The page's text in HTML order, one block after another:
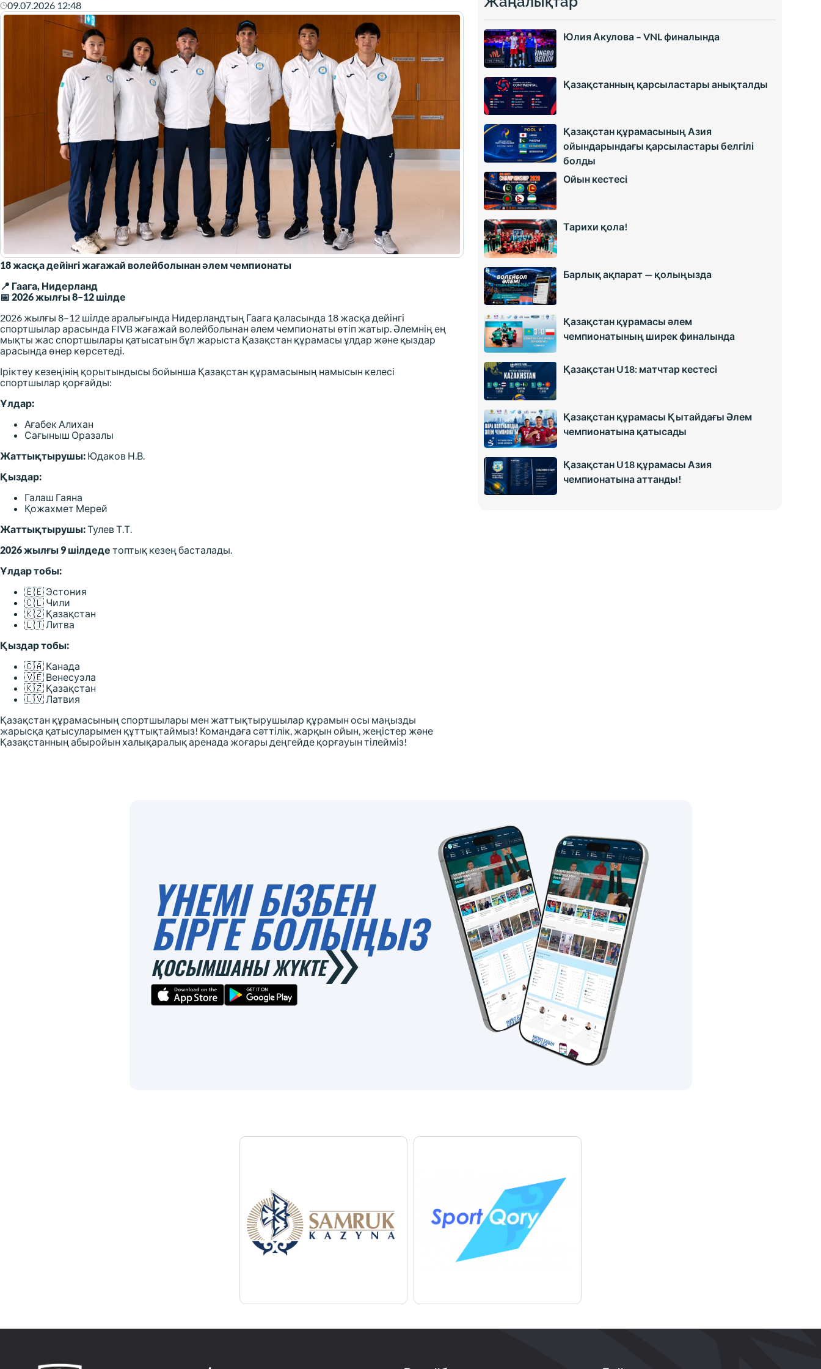
09.07.2026 12:48
18 жасқа дейінгі жағажай волейболынан әлем чемпионаты
📍 Гаага, Нидерланд
📅 2026 жылғы 8–12 шілде
2026 жылғы 8–12 шілде аралығында Нидерландтың Гаага қаласында 18 жасқа дейінгі
спортшылар арасында FIVB жағажай волейболынан әлем чемпионаты өтіп жатыр. Әлемнің ең
мықты жас спортшылары қатысатын бұл жарыста Қазақстан құрамасы ұлдар және қыздар
арасында өнер көрсетеді.
Іріктеу кезеңінің қорытындысы бойынша Қазақстан құрамасының намысын келесі
спортшылар қорғайды:
Ұлдар:
Ағабек Алихан
Сағыныш Оразалы
Жаттықтырушы: Юдаков Н.В.
Қыздар:
Галаш Гаяна
Қожахмет Мерей
Жаттықтырушы:Тулев Т.Т.
2026 жылғы 9 шілдеде топтық кезең басталады.
Ұлдар тобы:
🇪🇪 Эстония
🇨🇱 Чили
🇰🇿 Қазақстан
🇱🇹 Литва
Қыздар тобы:
🇨🇦 Канада
🇻🇪 Венесуэла
🇰🇿 Қазақстан
🇱🇻 Латвия
Қазақстан құрамасының спортшылары мен жаттықтырушылар құрамын осы маңызды
жарысқа қатысуларымен құттықтаймыз! Командаға сәттілік, жарқын ойын, жеңістер және
Қазақстанның абыройын халықаралық аренада жоғары деңгейде қорғауын тілейміз!
Юлия Акулова – VNL финалында
Қазақстанның қарсыластары анықталды
Қазақстан құрамасының Азия
ойындарындағы қарсыластары белгілі
болды
Ойын кестесі
Тарихи қола!
Барлық ақпарат — қолыңызда
Қазақстан құрамасы әлем
чемпионатының ширек финалында
Қазақстан U18: матчтар кестесі
Қазақстан құрамасы Қытайдағы Әлем
чемпионатына қатысады
Қазақстан U18 құрамасы Азия
чемпионатына аттанды!
ҮНЕМІ БІЗБЕН
БІРГЕ БОЛЫҢЫЗ
ҚОСЫМШАНЫ ЖҮКТЕ